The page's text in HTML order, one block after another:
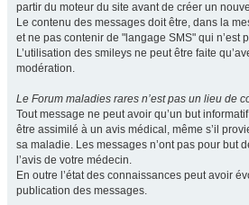
partir du moteur du site avant de créer un
Le contenu des messages doit être, dans la
et ne pas contenir de "langage SMS" qui n’est
L’utilisation des smileys ne peut être faite
modération.
Le Forum maladies rares n’est pas un lieu de
Tout message ne peut avoir qu’un but
être assimilé à un avis médical, même s’il
sa maladie. Les messages n’ont pas pour but
l’avis de votre médecin.
En outre l’état des connaissances peut avoir
publication des messages.